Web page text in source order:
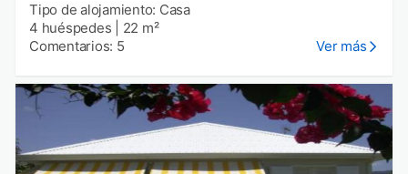
Tipo de alojamiento: Casa
4 huéspedes
22 m²
Comentarios: 5
Ver más